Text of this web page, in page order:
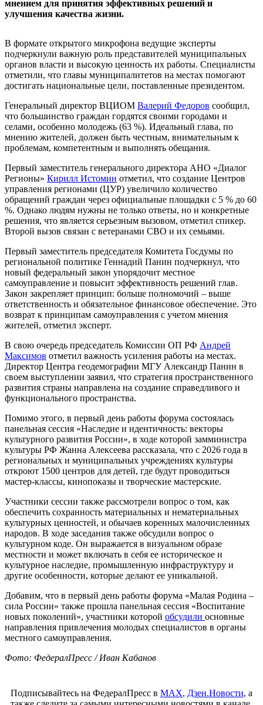
мнением для принятия эффективных решений и
улучшения качества жизни.
В формате открытого микрофона ведущие эксперты
подчеркнули важную роль представителей муниципальных
органов власти и высокую ценность их работы. Специалисты
отметили, что главы муниципалитетов на местах помогают
достигать национальные цели, поставленные президентом.
Генеральный директор ВЦИОМ Валерий Федоров сообщил,
что большинство граждан гордятся своими городами и
селами, особенно молодежь (63 %). Идеальный глава, по
мнению жителей, должен быть честным, внимательным к
проблемам, компетентным и выполнять обещания.
Первый заместитель генерального директора АНО «Диалог
Регионы» Кирилл Истомин отметил, что создание Центров
управления регионами (ЦУР) увеличило количество
обращений граждан через официальные площадки с 5 % до 60
%. Однако людям нужны не только ответы, но и конкретные
решения, что является серьезным вызовом, отметил спикер.
Второй вызов связан с ветеранами СВО и их семьями.
Первый заместитель председателя Комитета Госдумы по
региональной политике Геннадий Панин подчеркнул, что
новый федеральный закон упорядочит местное
самоуправление и повысит эффективность решений глав.
Закон закрепляет принцип: больше полномочий – выше
ответственность и обязательное финансовое обеспечение. Это
возврат к принципам самоуправления с учетом мнения
жителей, отметил эксперт.
В свою очередь председатель Комиссии ОП РФ Андрей
Максимов отметил важность усиления работы на местах.
Директор Центра геодемографии МГУ Александр Панин в
своем выступлении заявил, что стратегия пространственного
развития страны направлена на создание справедливого и
функционального пространства.
Помимо этого, в первый день работы форума состоялась
панельная сессия «Наследие и идентичность: векторы
культурного развития России», в ходе которой замминистра
культуры РФ Жанна Алексеева рассказала, что с 2026 года в
региональных и муниципальных учреждениях культуры
откроют 1500 центров для детей, где будут проводиться
мастер-классы, кинопоказы и творческие мастерские.
Участники сессии также рассмотрели вопрос о том, как
обеспечить сохранность материальных и нематериальных
культурных ценностей, и обычаев коренных малочисленных
народов. В ходе заседания также обсудили вопрос о
культурном коде. Он выражается в визуальном образе
местности и может включать в себя ее историческое и
культурное наследие, промышленную инфраструктуру и
другие особенности, которые делают ее уникальной.
Добавим, что в первый день работы форума «Малая Родина –
сила России» также прошла панельная сессия «Воспитание
новых поколений», участники которой обсудили основные
направления привлечения молодых специалистов в органы
местного самоуправления.
Фото: ФедералПресс / Иван Кабанов
Подписывайтесь на ФедералПресс в МАХ, Дзен.Новости, а